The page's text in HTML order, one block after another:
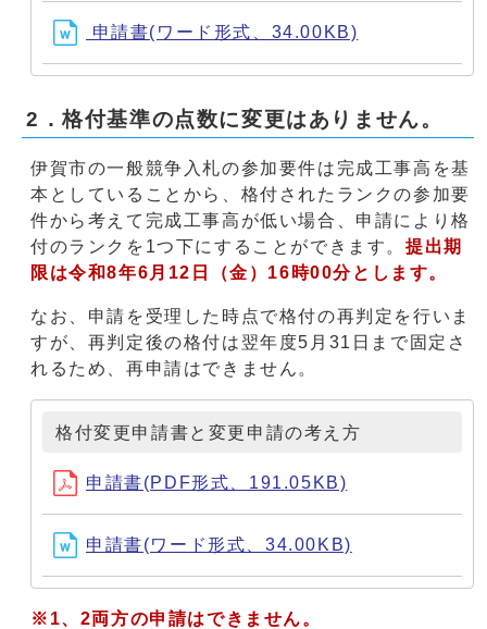
申請書(ワード形式、34.00KB)
2．格付基準の点数に変更はありません。
伊賀市の一般競争入札の参加要件は完成工事高を基
本としていることから、格付されたランクの参加要
件から考えて完成工事高が低い場合、申請により格
付のランクを1つ下にすることができます。 提出期
限は令和8年6月12日（金）16時00分とします。
なお、申請を受理した時点で格付の再判定を行いま
すが、再判定後の格付は翌年度5月31日まで固定さ
れるため、再申請はできません。
格付変更申請書と変更申請の考え方
申請書(PDF形式、191.05KB)
申請書(ワード形式、34.00KB)
※1、2両方の申請はできません。